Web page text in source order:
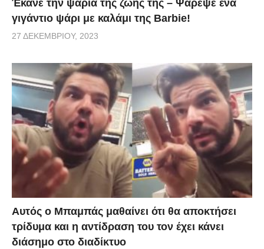
Έκανε την ψαριά της ζωής της – Ψάρεψε ένα
γιγάντιο ψάρι με καλάμι της Barbie!
27 ΔΕΚΕΜΒΡΊΟΥ, 2023
Αυτός ο Μπαμπάς μαθαίνει ότι θα αποκτήσει
τρίδυμα και η αντίδραση του τον έχει κάνει
διάσημο στο διαδίκτυο